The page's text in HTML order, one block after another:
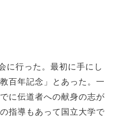
に行った。最初に手にし
百年記念」とあった。一
に伝道者への献身の志が
指導もあって国立大学で